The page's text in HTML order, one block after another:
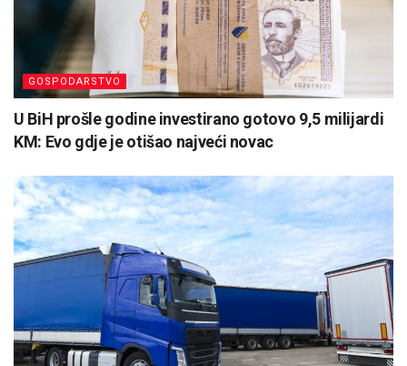
GOSPODARSTVO
U BiH prošle godine investirano gotovo 9,5 milijardi
KM: Evo gdje je otišao najveći novac